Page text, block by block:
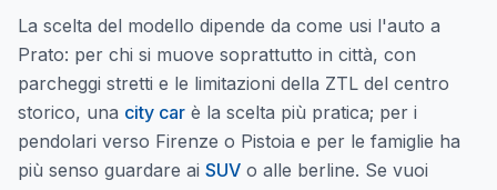
La scelta del modello dipende da come usi l'auto a
Prato: per chi si muove soprattutto in città, con
parcheggi stretti e le limitazioni della ZTL del centro
storico, una city car è la scelta più pratica; per i
pendolari verso Firenze o Pistoia e per le famiglie ha
più senso guardare ai SUV o alle berline. Se vuoi